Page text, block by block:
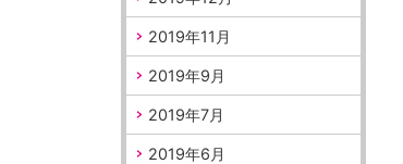
2019年11月
2019年9月
2019年7月
2019年6月